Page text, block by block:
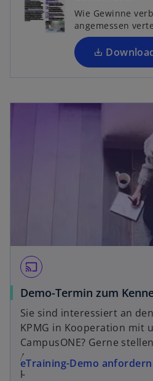
Wie Gewinne
angemessen
R
e
g
is
t
e
g
e
ff
t
cast
Demo-Termin zum
Sie sind interessiert an
KPMG in Kooperation mit
CampusONE? Gerne
Angebot und
persönlichen Demo-
eTraining-Demo anfordern